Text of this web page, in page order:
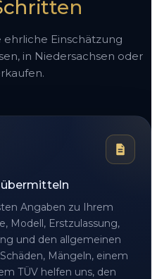
Einschätzung
in Niedersachsen oder
Angaben zu Ihrem
Modell, Erstzulassung,
und den allgemeinen
Mängeln, einem
TÜV helfen uns, den